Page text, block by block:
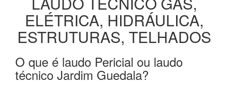
ELÉTRICA, HIDRÁULICA,
ESTRUTURAS, TELHADOS
O que é laudo Pericial ou laudo
técnico Jardim Guedala?